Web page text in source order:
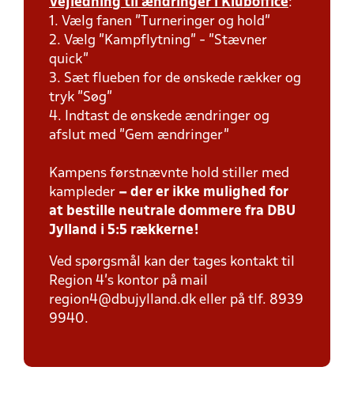
Vejledning til ændringer i Kluboffice:
1. Vælg fanen "Turneringer og hold"
2. Vælg "Kampflytning" - "Stævner
quick"
3. Sæt flueben for de ønskede rækker og
tryk "Søg"
4. Indtast de ønskede ændringer og
afslut med "Gem ændringer"
Kampens førstnævnte hold stiller med
kampleder – der er ikke mulighed for
at bestille neutrale dommere fra DBU
Jylland i 5:5 rækkerne!
Ved spørgsmål kan der tages kontakt til
Region 4's kontor på mail
region4@dbujylland.dk eller på tlf. 8939
9940.